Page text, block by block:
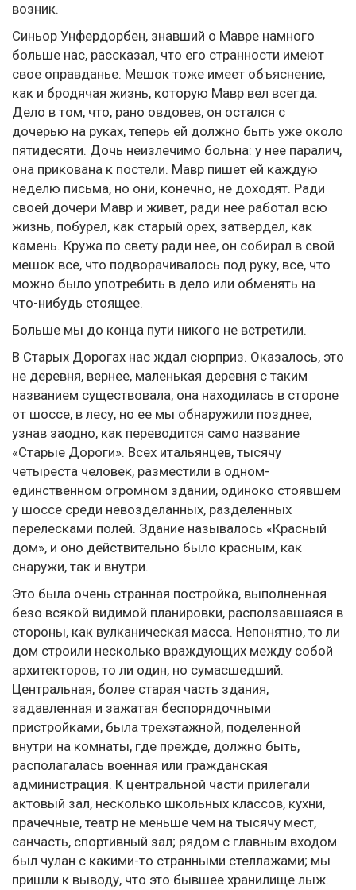
возник.
Синьор Унфердорбен, знавший о Мавре намного
больше нас, рассказал, что его странности имеют
свое оправданье. Мешок тоже имеет объяснение,
как и бродячая жизнь, которую Мавр вел всегда.
Дело в том, что, рано овдовев, он остался с
дочерью на руках, теперь ей должно быть уже около
пятидесяти. Дочь неизлечимо больна: у нее паралич,
она прикована к постели. Мавр пишет ей каждую
неделю письма, но они, конечно, не доходят. Ради
своей дочери Мавр и живет, ради нее работал всю
жизнь, побурел, как старый орех, затвердел, как
камень. Кружа по свету ради нее, он собирал в свой
мешок все, что подворачивалось под руку, все, что
можно было употребить в дело или обменять на
что-нибудь стоящее.
Больше мы до конца пути никого не встретили.
В Старых Дорогах нас ждал сюрприз. Оказалось, это
не деревня, вернее, маленькая деревня с таким
названием существовала, она находилась в стороне
от шоссе, в лесу, но ее мы обнаружили позднее,
узнав заодно, как переводится само название
«Старые Дороги». Всех итальянцев, тысячу
четыреста человек, разместили в одном-
единственном огромном здании, одиноко стоявшем
у шоссе среди невозделанных, разделенных
перелесками полей. Здание называлось «Красный
дом», и оно действительно было красным, как
снаружи, так и внутри.
Это была очень странная постройка, выполненная
безо всякой видимой планировки, расползавшаяся в
стороны, как вулканическая масса. Непонятно, то ли
дом строили несколько враждующих между собой
архитекторов, то ли один, но сумасшедший.
Центральная, более старая часть здания,
задавленная и зажатая беспорядочными
пристройками, была трехэтажной, поделенной
внутри на комнаты, где прежде, должно быть,
располагалась военная или гражданская
администрация. К центральной части прилегали
актовый зал, несколько школьных классов, кухни,
прачечные, театр не меньше чем на тысячу мест,
санчасть, спортивный зал; рядом с главным входом
был чулан с какими-то странными стеллажами; мы
пришли к выводу, что это бывшее хранилище лыж.